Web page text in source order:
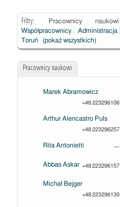
Filtry: Pracownicy naukowi
Współpracownicy
Administracja
Toruń
(pokaż wszystkich)
Pracownicy naukowi
Marek Abramowicz
+48 223296106
Arthur Alencastro Puls
+48 223296257
Rita Antonietti —
Abbas Askar +48 223296157
Michał Bejger
+48 223296130